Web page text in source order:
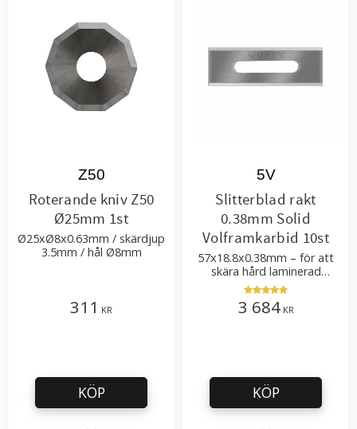
Roterande kniv Z50
Ø25mm 1st
Ø25xØ8x0.63mm / skärdjup
3.5mm / hål Ø8mm
Z50
311 KR
KÖP
Slitterblad rakt
0.38mm Solid
Volframkarbid 10st
57x18.8x0.38mm – för att
skära hård laminerad
plastfilm och förpackningar
5V
3 684KR
KÖP